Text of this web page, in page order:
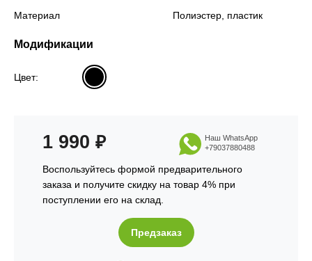
Материал Полиэстер, пластик
Модификации
Цвет:
1 990 ₽
Воспользуйтесь формой предварительного
заказа и получите скидку на товар 4% при
поступлении его на склад.
Наш WhatsApp
+79037880488
Предзаказ